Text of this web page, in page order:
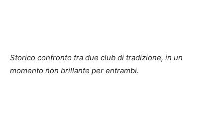
Storico confronto tra due club di tradizione, in un
momento non brillante per entrambi.